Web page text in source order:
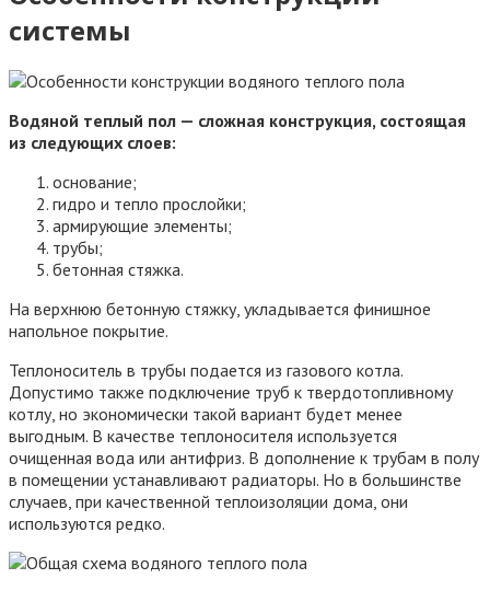
системы
Водяной теплый пол — сложная конструкция, состоящая
из следующих слоев:
основание;
гидро и тепло прослойки;
армирующие элементы;
трубы;
бетонная стяжка.
На верхнюю бетонную стяжку, укладывается финишное
напольное покрытие.
Теплоноситель в трубы подается из газового котла.
Допустимо также подключение труб к твердотопливному
котлу, но экономически такой вариант будет менее
выгодным. В качестве теплоносителя используется
очищенная вода или антифриз. В дополнение к трубам в полу
в помещении устанавливают радиаторы. Но в большинстве
случаев, при качественной теплоизоляции дома, они
используются редко.